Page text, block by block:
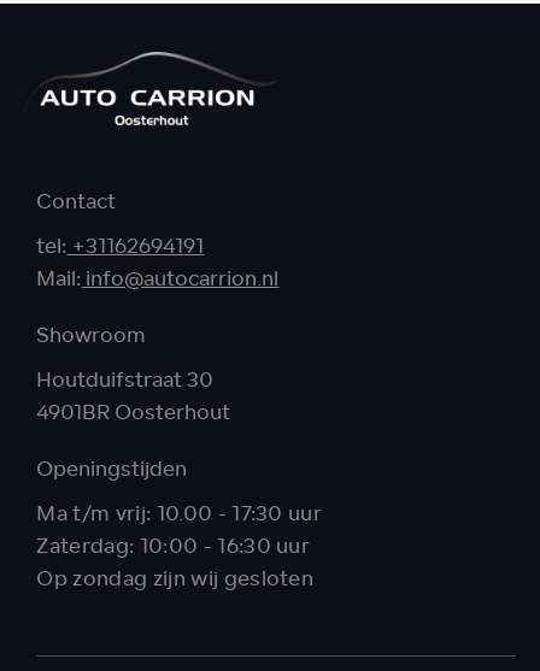
Contact
tel:+31162694191
Mail:info@autocarrion.nl
Showroom
Houtduifstraat 30
4901BR Oosterhout
Openingstijden
Ma t/m vrij: 10.00 - 17:30 uur
Zaterdag: 10:00 - 16:30 uur
Op zondag zijn wij gesloten